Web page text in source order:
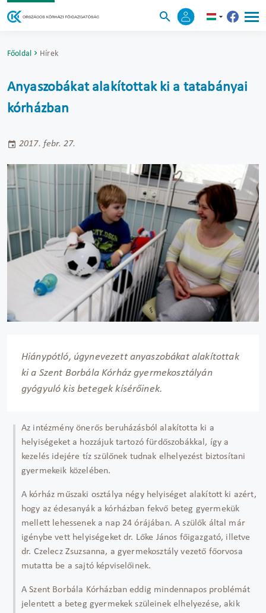
Főoldal Hírek
Anyaszobákat alakítottak ki a tatabányai
kórházban
2017. febr. 27.
Hiánypótló, úgynevezett anyaszobákat alakítottak
ki a Szent Borbála Kórház gyermekosztályán
gyógyuló kis betegek kísérőinek.
Az intézmény önerős beruházásból alakította ki a
helyiségeket a hozzájuk tartozó fürdőszobákkal, így a
kezelés idejére tíz szülőnek tudnak elhelyezést biztosítani
gyermekeik közelében.
A kórház műszaki osztálya négy helyiséget alakított ki azért,
hogy az édesanyák a kórházban fekvő beteg gyermekük
mellett lehessenek a nap 24 órájában. A szülők által már
igénybe vett helyiségeket dr. Lőke János főigazgató, illetve
dr. Czelecz Zsuzsanna, a gyermekosztály vezető főorvosa
mutatta be a sajtó képviselőinek.
A Szent Borbála Kórházban eddig mindennapos problémát
jelentett a beteg gyermekek szüleinek elhelyezése, akik